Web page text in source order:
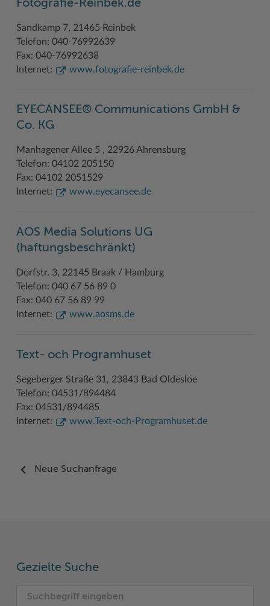
Termine
#MeinStormarn
Karrieretag
Wappenrolle
Wälder und Moore
Fotografie-Reinbek.de
Sandkamp 7, 21465 Reinbek
Telefon: 040-76992639
Fax: 040-76992638
Internet:
www.fotografie-reinbek.de
EYECANSEE® Communications GmbH &
Co. KG
Manhagener Allee 5 , 22926 Ahrensburg
Telefon: 04102 205150
Fax: 04102 2051529
Internet:
www.eyecansee.de
AOS Media Solutions UG
(haftungsbeschränkt)
Dorfstr. 3, 22145 Braak / Hamburg
Telefon: 040 67 56 89 0
Fax: 040 67 56 89 99
Internet:
www.aosms.de
Text- och Programhuset
Segeberger Straße 31, 23843 Bad Oldesloe
Telefon: 04531/894484
Fax: 04531/894485
Internet:
www.Text-och-Programhuset.de
Neue Suchanfrage
Gezielte Suche